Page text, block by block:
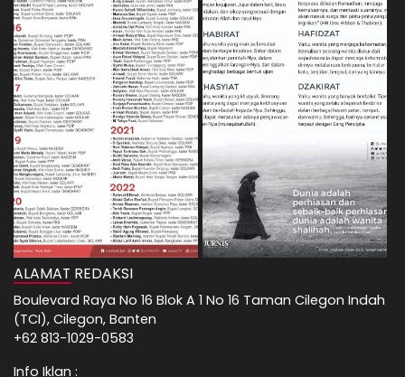
ALAMAT REDAKSI
Boulevard Raya No 16 Blok A 1 No 16 Taman Cilegon Indah
(TCI), Cilegon, Banten
+62 813-1029-0583
Info Iklan :